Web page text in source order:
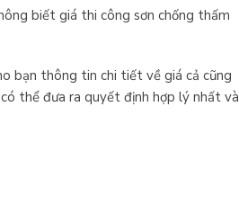
biết giá thi công sơn chống thấm
bạn thông tin chi tiết về giá cả cũng
thể đưa ra quyết định hợp lý nhất và